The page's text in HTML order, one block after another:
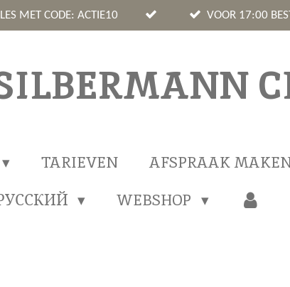
MET CODE: ACTIE10 VOOR 17:00
TARIEVEN AFSPRAAK
WEBSHOP